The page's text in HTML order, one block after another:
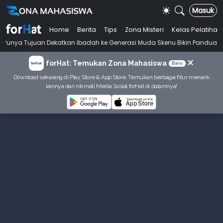
Masuk
Home Berita Tips Zona Misteri
Kelas Pelatihan
Dekatkan Ibadah ke Generasi Muda Skenu Bikin Panduan Salat
forHat: Temukan Zona Mahasiswa Baru ×
Download sekarang di Play Store & App Store. Temukan berbagai fitur menarik
lainnya dan nikmati Media Sosial forHat di dalamnya!